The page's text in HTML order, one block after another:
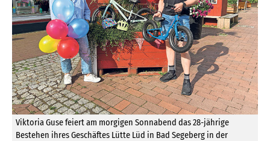
Viktoria Guse feiert am morgigen Sonnabend das 28-jährige
Bestehen ihres Geschäftes Lütte Lüd in Bad Segeberg in der